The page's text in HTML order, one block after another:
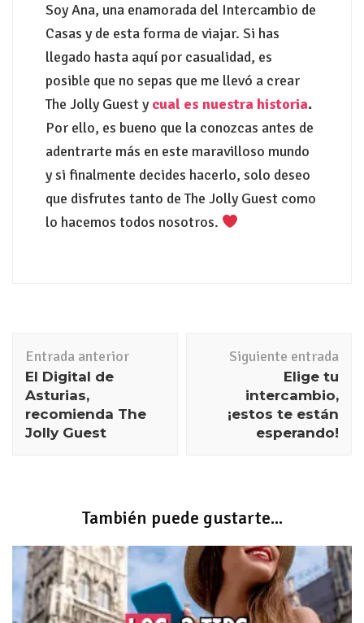
Soy Ana, una enamorada del Intercambio de
Casas y de esta forma de viajar. Si has
llegado hasta aquí por casualidad, es
posible que no sepas que me llevó a crear
The Jolly Guest y cual es nuestra historia.
Por ello, es bueno que la conozcas antes de
adentrarte más en este maravilloso mundo
y si finalmente decides hacerlo, solo deseo
que disfrutes tanto de The Jolly Guest como
lo hacemos todos nosotros.
Entrada anterior
El Digital de
Asturias,
recomienda The
Jolly Guest
Siguiente entrada
Elige tu
intercambio,
¡estos te están
esperando!
También puede gustarte...